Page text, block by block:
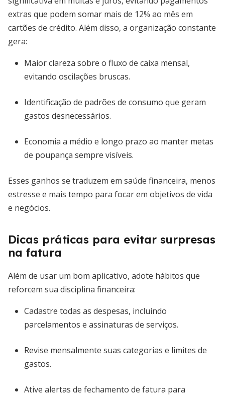
extras que podem somar mais de 12% ao mês em
cartões de crédito. Além disso, a organização constante
gera:
Maior clareza sobre o fluxo de caixa mensal,
evitando oscilações bruscas.
Identificação de padrões de consumo que geram
gastos desnecessários.
Economia a médio e longo prazo ao manter metas
de poupança sempre visíveis.
Esses ganhos se traduzem em saúde financeira, menos
estresse e mais tempo para focar em objetivos de vida
e negócios.
Dicas práticas para evitar surpresas
na fatura
Além de usar um bom aplicativo, adote hábitos que
reforcem sua disciplina financeira:
Cadastre todas as despesas, incluindo
parcelamentos e assinaturas de serviços.
Revise mensalmente suas categorias e limites de
gastos.
Ative alertas de fechamento de fatura para